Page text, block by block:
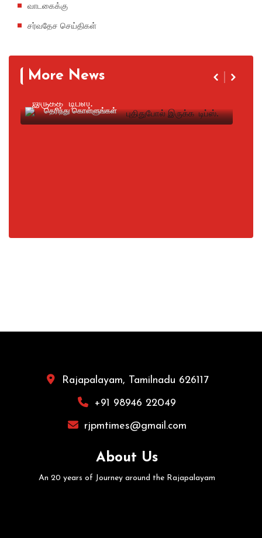
வாடகைக்கு
சர்வதேச செய்திகள்
More News
இருக்க டிப்ஸ்.
தெரிந்து கொள்ளுங்கள்
Rajapalayam, Tamilnadu 626117
+91 98946 22049
rjpmtimes@gmail.com
About Us
An 20 years of Journey around the Rajapalayam